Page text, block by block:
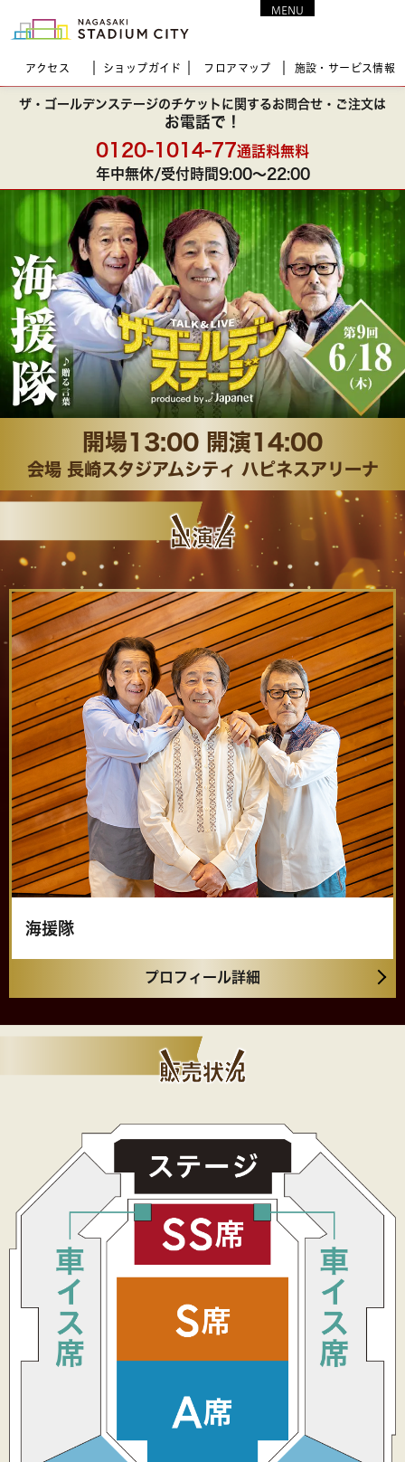
アクセス ショップガイド フロア マップ 施設・サービス情報
MENU
ザ・ゴールデンステージのチケットに関するお問合せ・ご注文は
お電話で！
0120-1014-77通話料無料
年中無休/受付時間9:00〜22:00
開場13:00 開演14:00
会場 長崎スタジアムシティ ハピネスアリーナ
出演者
海援隊
プロフィール詳細
販売状況
①アプリを立ち上げ「イベント」を押す
②ザ・ゴールデンステージを探し、「今すぐ購
入」を押す
①カメラでQRコードを読み込む
スマホの場合はリンクをタップ
②LINEの画面が表示されたら、「友だち追加」を
押す
①「トーク」を押しトーク画面を開く
※「トーク」が表示されない方は、友達登録がお済みかご確
認お願いします
②メニューを押すと、「公演一覧を見る」「電話
番号」が表示される